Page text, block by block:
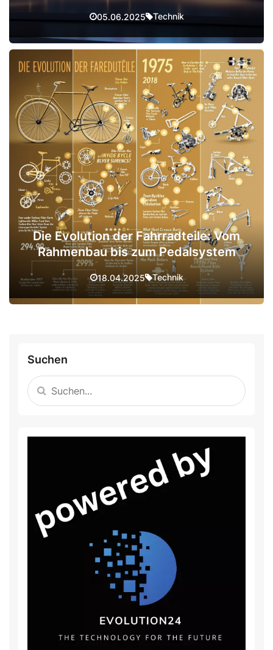
05.06.2025 Technik
Die Evolution der Fahrradteile: Vom
Rahmenbau bis zum Pedalsystem
18.04.2025 Technik
Suchen